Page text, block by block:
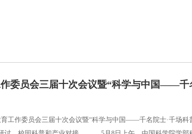
委员会三届十次会议暨“科学与中国——千
作委员会三届十次会议暨“科学与中国——千名院士·千场科